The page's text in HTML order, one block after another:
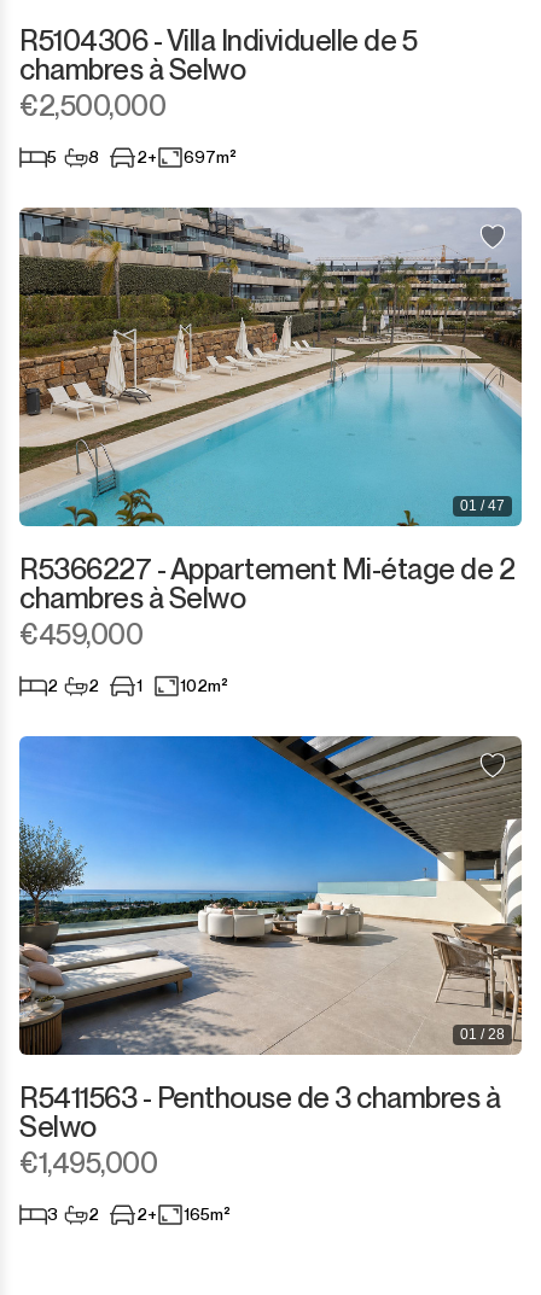
R5104306 - Villa Individuelle de 5
chambres à Selwo
€2,500,000
5 8 2+ 697m²
01 / 47
R5366227 - Appartement Mi-étage de 2
chambres à Selwo
€459,000
2 2 1 102m²
01 / 28
R5411563 - Penthouse de 3 chambres à
Selwo
€1,495,000
3 2 2+ 165m²